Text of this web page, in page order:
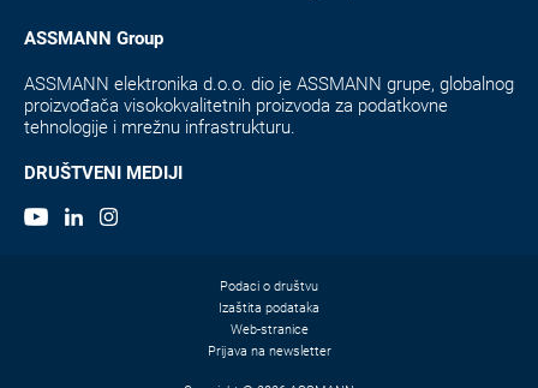
ASSMANN Group
ASSMANN elektronika d.o.o. dio je ASSMANN grupe, globalnog
proizvođača visokokvalitetnih proizvoda za podatkovne
tehnologije i mrežnu infrastrukturu.
DRUŠTVENI MEDIJI
Podaci o društvu
Izaštita podataka
Web-stranice
Prijava na newsletter